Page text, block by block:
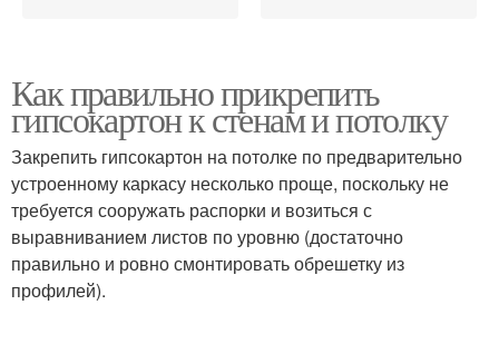
Как правильно прикрепить
гипсокартон к стенам и потолку
Закрепить гипсокартон на потолке по предварительно
устроенному каркасу несколько проще, поскольку не
требуется сооружать распорки и возиться с
выравниванием листов по уровню (достаточно
правильно и ровно смонтировать обрешетку из
профилей).